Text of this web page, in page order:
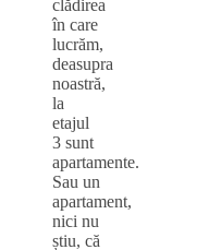
clădirea
în care
lucrăm,
deasupra
noastră,
la
etajul
3 sunt
apartamente.
Sau un
apartament,
nici nu
știu, că